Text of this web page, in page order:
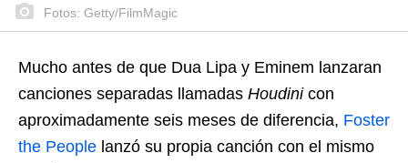
Fotos: Getty/FilmMagic
Mucho antes de que Dua Lipa y Eminem lanzaran
canciones separadas llamadas Houdinicon
aproximadamente seis meses de diferencia, Foster
the People lanzó su propia canción con el mismo